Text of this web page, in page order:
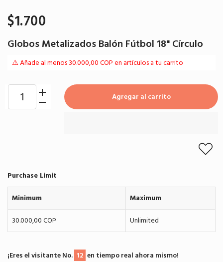
$1.700
Globos Metalizados Balón Fútbol 18" Círculo
¡Eres el visitante No. 12 en tiempo real ahora mismo!
⚠️ Añade al menos 30.000,00 COP en artículos a tu carrito
Agregar al carrito
Purchase Limit
Minimum
Maximum
30.000,00 COP
Unlimited